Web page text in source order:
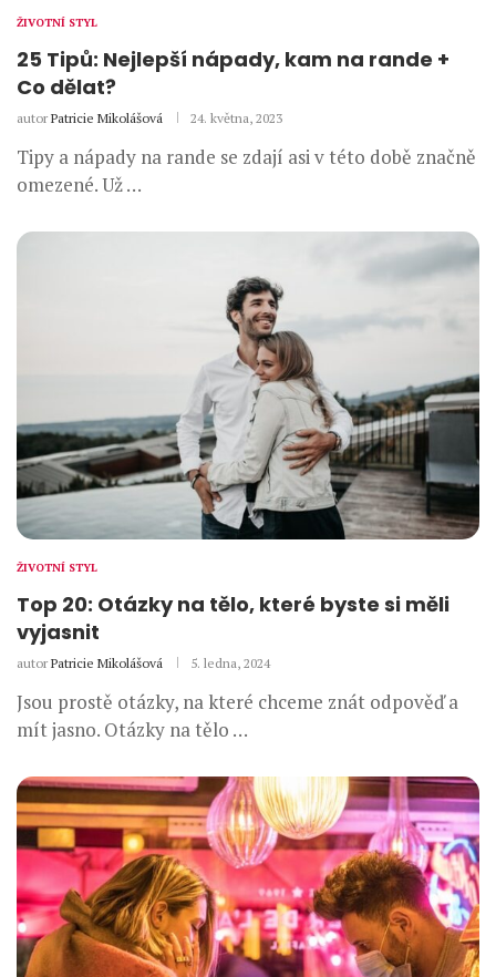
ŽIVOTNÍ STYL
25 Tipů: Nejlepší nápady, kam na rande +
Co dělat?
autor Patricie Mikolášová 24. května, 2023
Tipy a nápady na rande se zdají asi v této době značně
omezené. Už …
ŽIVOTNÍ STYL
Top 20: Otázky na tělo, které byste si měli
vyjasnit
autor Patricie Mikolášová 5. ledna, 2024
Jsou prostě otázky, na které chceme znát odpověď a
mít jasno. Otázky na tělo …